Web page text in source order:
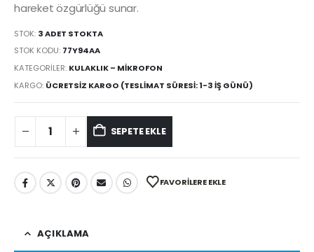
hareket özgürlüğü sunar.
STOK: 3 ADET STOKTA
STOK KODU: 77Y94AA
KATEGORILER: KULAKLIK – MIKROFON
KARGO: ÜCRETSIZ KARGO (TESLIMAT SÜRESI: 1-3 İŞ GÜNÜ)
SEPETE EKLE
FAVORILERE EKLE
AÇIKLAMA